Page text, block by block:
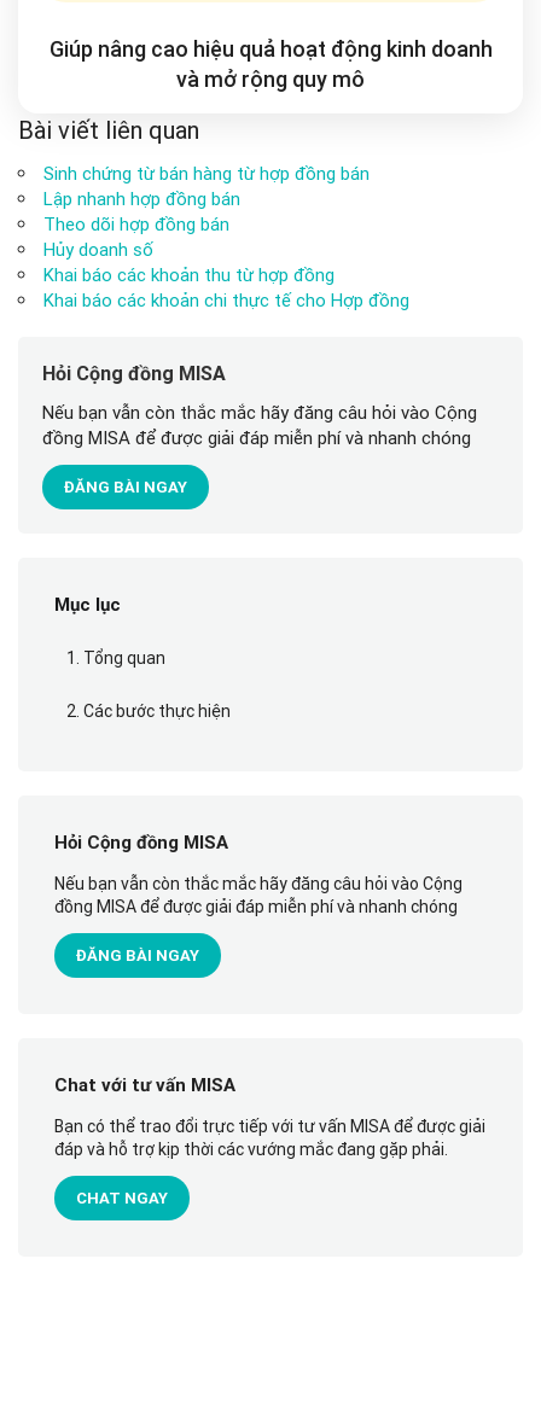
Giúp nâng cao hiệu quả hoạt động kinh doanh
và mở rộng quy mô
Bài viết liên quan
Sinh chứng từ bán hàng từ hợp đồng bán
Lập nhanh hợp đồng bán
Theo dõi hợp đồng bán
Hủy doanh số
Khai báo các khoản thu từ hợp đồng
Khai báo các khoản chi thực tế cho Hợp đồng
Hỏi Cộng đồng MISA
Nếu bạn vẫn còn thắc mắc hãy đăng câu hỏi vào Cộng
đồng MISA để được giải đáp miễn phí và nhanh chóng
ĐĂNG BÀI NGAY
Mục lục
1. Tổng quan
2. Các bước thực hiện
Hỏi Cộng đồng MISA
Nếu bạn vẫn còn thắc mắc hãy đăng câu hỏi vào Cộng
đồng MISA để được giải đáp miễn phí và nhanh chóng
ĐĂNG BÀI NGAY
Chat với tư vấn MISA
Bạn có thể trao đổi trực tiếp với tư vấn MISA để được giải
đáp và hỗ trợ kịp thời các vướng mắc đang gặp phải.
CHAT NGAY